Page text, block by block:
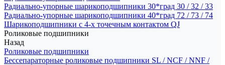
Радиально-упорные шарикоподшипники 30*град 30 / 32 / 33
Радиально-упорные шарикоподшипники 40*град 72 / 73 / 74
Шарикоподшипники с 4-х точечным контактом QJ
Роликовые подшипники
Назад
Роликовые подшипники
Бессепараторные роликовые подшипники SL / NCF / NNF /